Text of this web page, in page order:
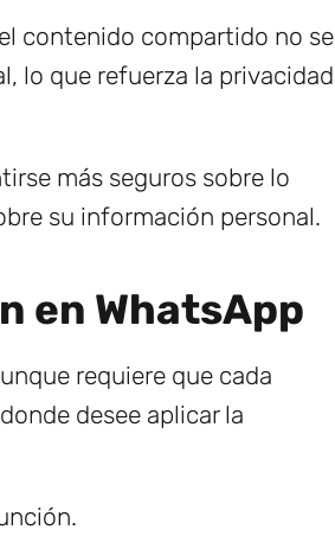
contenido compartido no se
lo que refuerza la privacidad
más seguros sobre lo
su información personal.
en WhatsApp
requiere que cada
desee aplicar la